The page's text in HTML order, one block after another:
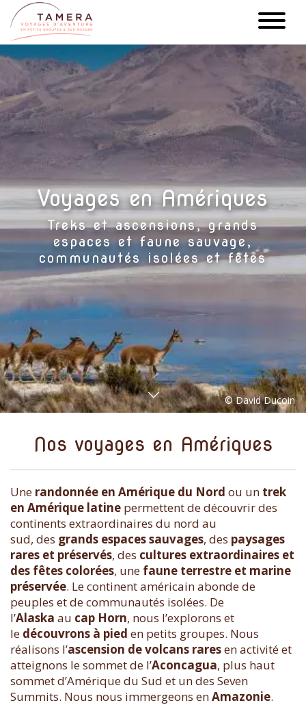
Aller
au
contenu
principal
Voyages en Amériques
Treks et ascensions, grands
espaces et faune sauvage,
communautés isolées et fêtes
Nos voyages en Amériques
Une randonnée en Amérique du Nord ou un trek
en Amérique latine permettent de découvrir des
continents extraordinaires du nord au
sud, des grands espaces sauvages, des paysages
rares et préservés, des cultures extraordinaires et
des fêtes colorées, une faune terrestre et marine
préservée. Le continent américain abonde de
peuples et de communautés isolées. De
l’Alaska au cap Horn, nous l’explorons et
le découvrons à pied en petits groupes. Nous
réalisons l’ascension de volcans raresen activité et
atteignons le sommet de l’Aconcagua, plus haut
sommet d’Amérique du Sud et un des Seven
Summits. Nous nous immergeons enAmazonie.